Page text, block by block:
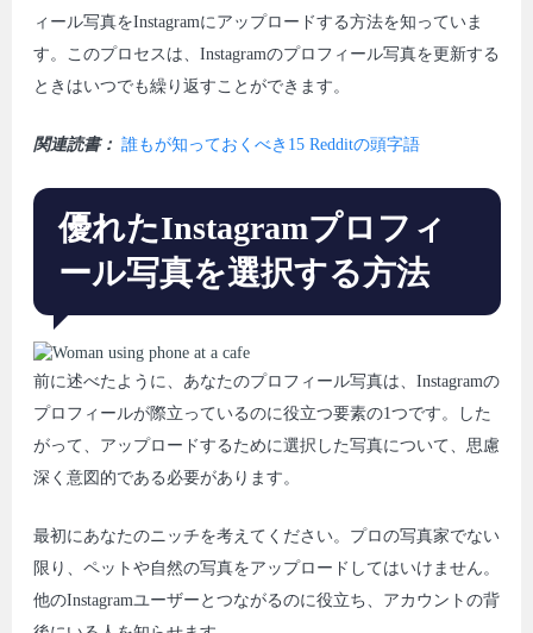
ィール写真をInstagramにアップロードする方法を知っていま
す。このプロセスは、Instagramのプロフィール写真を更新する
ときはいつでも繰り返すことができます。
関連読書： 誰もが知っておくべき15 Redditの頭字語
優れたInstagramプロフィ
ール写真を選択する方法
前に述べたように、あなたのプロフィール写真は、Instagramの
プロフィールが際立っているのに役立つ要素の1つです。した
がって、アップロードするために選択した写真について、思慮
深く意図的である必要があります。
最初にあなたのニッチを考えてください。プロの写真家でない
限り、ペットや自然の写真をアップロードしてはいけません。
他のInstagramユーザーとつながるのに役立ち、アカウントの背